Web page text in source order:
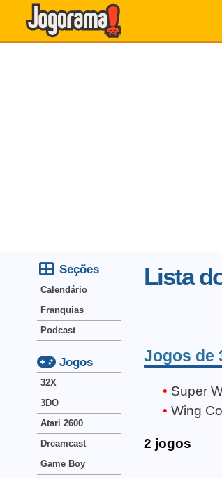
Lista
Jogos de
Super
Wing
2 jogos
Seções
Calendário
Franquias
Podcast
Jogos
32X
3DO
Atari 2600
Dreamcast
Game Boy